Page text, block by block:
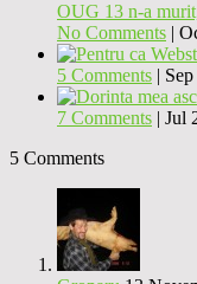
OUG 13 n-a
No Comments |
5 Comments |
7 Comments | Jul
5 Comments